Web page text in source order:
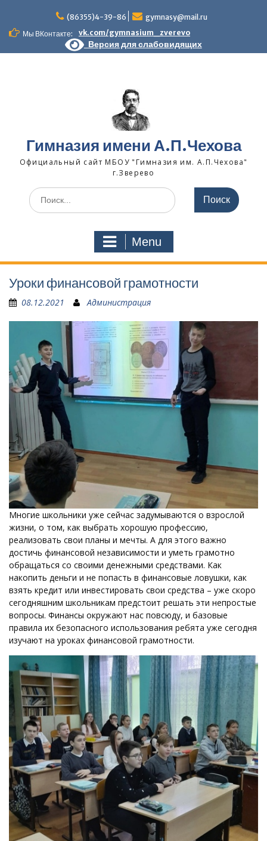
content
(86355)4-39-86
gymnasy@mail.ru
Мы ВКонтакте:
vk.com/gymnasium_zverevo
Версия для слабовидящих
Гимназия имени А.П.Чехова
Официальный сайт МБОУ "Гимназия им. А.П.Чехова"
г.Зверево
Search
for:
Menu
Уроки финансовой грамотности
08.12.2021 Администрация
Многие школьники уже сейчас задумываются о взрослой
жизни, о том, как выбрать хорошую профессию,
реализовать свои планы и мечты. А для этого важно
достичь финансовой независимости и уметь грамотно
обращаться со своими денежными средствами. Как
накопить деньги и не попасть в финансовые ловушки, как
взять кредит или инвестировать свои средства – уже скоро
сегодняшним школьникам предстоит решать эти непростые
вопросы. Финансы окружают нас повсюду, и базовые
правила их безопасного использования ребята уже сегодня
изучают на уроках финансовой грамотности.